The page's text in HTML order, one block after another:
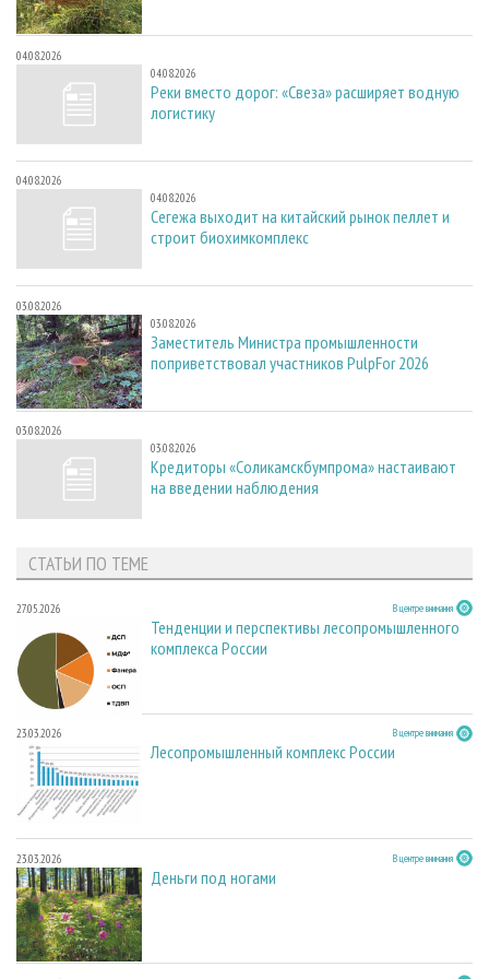
04.08.2026
04.08.2026
Реки вместо дорог: «Свеза» расширяет водную
логистику
04.08.2026
04.08.2026
Сегежа выходит на китайский рынок пеллет и
строит биохимкомплекс
03.08.2026
03.08.2026
Заместитель Министра промышленности
поприветствовал участников PulpFor 2026
03.08.2026
03.08.2026
Кредиторы «Соликамскбумпрома» настаивают
на введении наблюдения
СТАТЬИ ПО ТЕМЕ
27.05.2026 В центре внимания
Тенденции и перспективы лесопромышленного
комплекса России
23.03.2026 В центре внимания
Лесопромышленный комплекс России
23.03.2026 В центре внимания
Деньги под ногами